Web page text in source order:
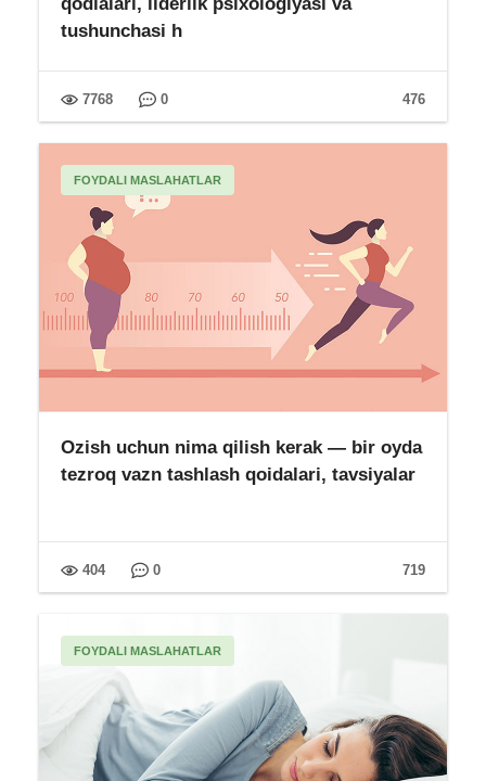
tushunchasi h
476
7768 0
FOYDALI MASLAHATLAR
Ozish uchun nima qilish kerak — bir oyda
tezroq vazn tashlash qoidalari, tavsiyalar
719
404 0
FOYDALI MASLAHATLAR